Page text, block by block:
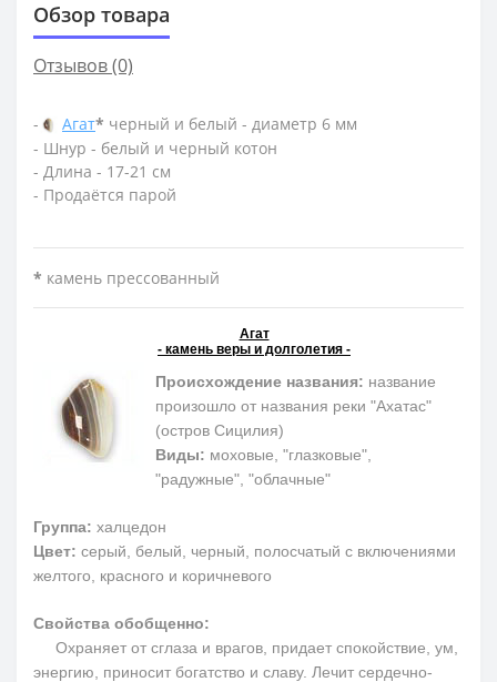
Обзор товара
Отзывов (0)
- Агат* черный и белый - диаметр 6 мм
- Шнур - белый и черный котон
- Длина - 17-21 см
- Продаётся парой
* камень прессованный
Агат
- камень веры и долголетия -
Происхождение названия: название
произошло от названия реки "Ахатас"
(остров Сицилия)
Виды: моховые, "глазковые",
"радужные", "облачные"
Группа: халцедон
Цвет: серый, белый, черный, полосчатый с включениями
желтого, красного и коричневого
Свойства обобщенно:
Охраняет от сглаза и врагов, придает спокойствие, ум,
энергию, приносит богатство и славу. Лечит сердечно-